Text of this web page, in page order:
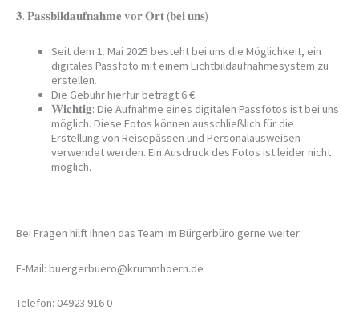
𝟑. 𝐏𝐚𝐬𝐬𝐛𝐢𝐥𝐝𝐚𝐮𝐟𝐧𝐚𝐡𝐦𝐞 𝐯𝐨𝐫 𝐎𝐫𝐭 (𝐛𝐞𝐢 𝐮𝐧𝐬)
Seit dem 1. Mai 2025 besteht bei uns die Möglichkeit, ein
digitales Passfoto mit einem Lichtbildaufnahmesystem zu
erstellen.
Die Gebühr hierfür beträgt 6 €.
𝐖𝐢𝐜𝐡𝐭𝐢𝐠: Die Aufnahme eines digitalen Passfotos ist bei uns
möglich. Diese Fotos können ausschließlich für die
Erstellung von Reisepässen und Personalausweisen
verwendet werden. Ein Ausdruck des Fotos ist leider nicht
möglich.
Bei Fragen hilft Ihnen das Team im Bürgerbüro gerne weiter:
E-Mail: buergerbuero@krummhoern.de
Telefon: 04923 916 0